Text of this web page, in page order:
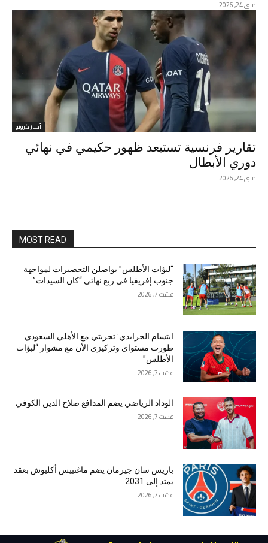
ماي 24, 2026
أخبار كرونو
تقارير فرنسية تستبعد ظهور حكيمي في نهائي
دوري الأبطال
ماي 24, 2026
MOST READ
“لبؤات الأطلس” يواصلن التحضيرات لمواجهة
جنوب إفريقيا في ربع نهائي “كان السيدات”
غشت 7, 2026
ابتسام الجرايدي: تجربتي مع الأهلي السعودي
طورت مستواي وتركيزي الأن مع مشوار “لبؤات
الأطلس”
غشت 7, 2026
الوداد الرياضي يضم المدافع صلاح الدين الكوفي
غشت 7, 2026
باريس سان جيرمان يضم ماغنييس أكليوش بعقد
يمتد إلى 2031
غشت 7, 2026